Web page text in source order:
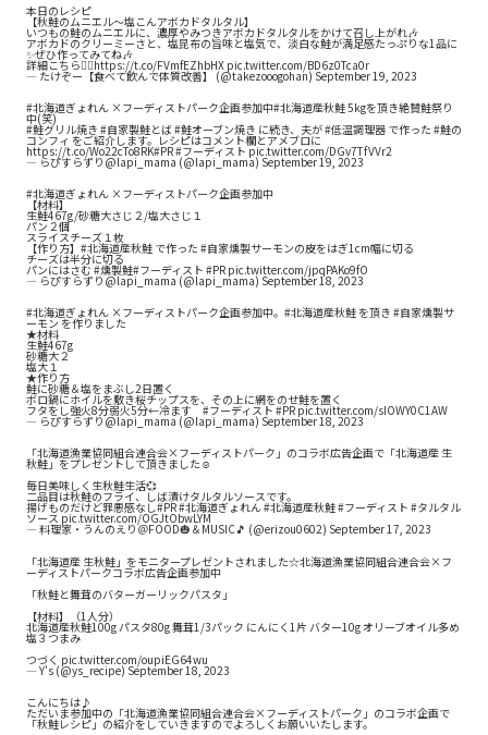
本日のレシピ
【秋鮭のムニエル～塩こんアボカドタルタル】
いつもの鮭のムニエルに、濃厚やみつきアボカドタルタルをかけて召し上がれ🎶
アボカドのクリーミーさと、塩昆布の旨味と塩気で、淡白な鮭が満足感たっぷりな1品に
✨ぜひ作ってみてね🎶
詳細こちら👇🏻https://t.co/FVmfEZhbHX pic.twitter.com/BD6z0Tca0r
— たけぞー【食べて飲んで体質改善】 (@takezooogohan) September 19, 2023
#北海道ぎょれん×フーディストパーク企画参加中#北海道産秋鮭5kgを頂き絶賛鮭祭り
中(笑)
#鮭グリル焼き #自家製鮭とば#鮭オーブン焼き に続き、夫が#低温調理器で作った #鮭の
コンフィ をご紹介します。レシピはコメント欄とアメブロに
https://t.co/Wo22cTo8RK#PR#フーディストpic.twitter.com/DGv7TfVVr2
— らぴすらずり@lapi_mama (@lapi_mama) September 19, 2023
#北海道ぎょれん×フーディストパーク企画参加中
【材料】
生鮭467g/砂糖大さじ２/塩大さじ１
パン２個
スライスチーズ１枚
【作り方】 #北海道産秋鮭で作った #自家燻製サーモンの皮をはぎ1cm幅に切る
チーズは半分に切る
パンにはさむ#燻製鮭#フーディスト #PR pic.twitter.com/jpqPAKo9fO
— らぴすらずり@lapi_mama (@lapi_mama) September 18, 2023
#北海道ぎょれん×フーディストパーク企画参加中。 #北海道産秋鮭を頂き #自家燻製サ
ーモンを作りました
★材料
生鮭467g
砂糖大２
塩大１
★作り方
鮭に砂糖＆塩をまぶし2日置く
ボロ鍋にホイルを敷き桜チップスを、その上に網をのせ鮭を置く
フタをし強火8分弱火5分←冷ます #フーディスト#PR pic.twitter.com/sIOWY0C1AW
— らぴすらずり@lapi_mama (@lapi_mama) September 18, 2023
「北海道漁業協同組合連合会×フーディストパーク」のコラボ広告企画で「北海道産 生
秋鮭」をプレゼントして頂きました☺
毎日美味しく生秋鮭生活💞
二品目は秋鮭のフライ、しば漬けタルタルソースです。
揚げものだけど罪悪感なし#PR#北海道ぎょれん#北海道産秋鮭#フーディスト #タルタル
ソース pic.twitter.com/OGJtObwLYM
— 料理家・うんのえり＠FOOD🎃＆MUSIC🎵 (@erizou0602) September 17, 2023
「北海道産 生秋鮭」をモニタープレゼントされました☆北海道漁業協同組合連合会×フ
ーディストパークコラボ広告企画参加中
「秋鮭と舞茸のバターガーリックパスタ」
【材料】（1人分）
北海道産秋鮭100g パスタ80g 舞茸1/3パック にんにく1片 バター10g オリーブオイル多め
塩３つまみ
つづく pic.twitter.com/oupiEG64wu
— Y's (@ys_recipe)September 18, 2023
こんにちは♪
ただいま参加中の「北海道漁業協同組合連合会×フーディストパーク」のコラボ企画で
「秋鮭レシピ」の紹介をしていきますのでよろしくお願いいたします。